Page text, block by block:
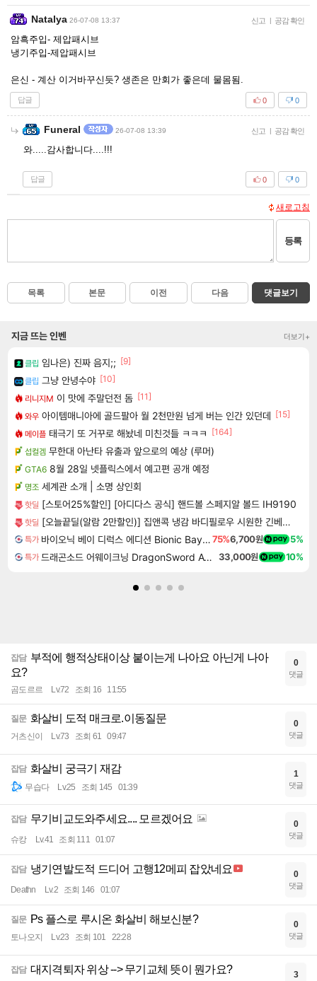
Natalya 26-07-08 13:37 신고 | 공감 확인
암흑주입- 제압패시브
냉기주입-제압패시브
은신 - 계산 이거바꾸신듯? 생존은 만회가 좋은데 물몸됨.
답글 0
0
Funeral 26-07-08 13:39 신고 | 공감 확인
와.....감사합니다....!!!
답글 0
0
새로고침
등록
목록 본문 이전 다음 댓글보기
지금 뜨는 인벤 더보기+
클립 임나은) 진짜 음지;; [9]
클립 그냥 안녕수야 [10]
리니지M 이 맛에 주말던전 돔 [11]
와우 아이템매니아에 골드팔아 월 2천만원 넘게 버는 인간 있던데 [15]
메이플 태극기 또 거꾸로 해놨네 미친것들 ㅋㅋㅋ
[164]
섭컬겜 무한대 아난타 유출과 앞으로의 예상 (루머)
GTA6 8월 28일 넷플릭스에서 예고편 공개 예정
명조 세계관 소개 | 소명 상인회
핫딜 [스토어25%할인] [아디다스 공식] 핸드볼 스페지알 볼드 IH9190
핫딜 [오늘끝딜(알람 2만할인)] 집앤콕 냉감 바디필로우 시원한 긴베개 원형 안고자는 베개
특가 바이오닉 베이 디럭스 에디션 Bionic Bay Deluxe Edition75%6,700원 5%
특가 드래곤소드 어웨이크닝 DragonSword Awakening 33,000원 10%
잡담 부적에 행적상태이상 붙이는게 나아요 아닌게 나아
요?
곰도르르 Lv.72 조회 16 11:55
0
댓글
질문 화살비 도적 매크로.이동질문
거츠신이 Lv.73 조회 61 09:47
0
댓글
잡담 화살비 궁극기 재감
무습다 Lv.25 조회 145 01:39
1
댓글
잡담 무기비교도와주세요.... 모르겠어요
슈캉 Lv.41 조회 111 01:07
0
댓글
잡담 냉기연발도적 드디어 고행12메피 잡았네요
Deathn Lv.2 조회 146 01:07
0
댓글
질문 Ps 플스로 루시온 화살비 해보신분?
토나오지 Lv.23 조회 101 22:28
0
댓글
잡담 대지격퇴자 위상 --> 무기교체 뜻이 뭔가요? 3